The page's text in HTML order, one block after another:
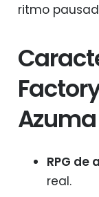
ritmo
RPG
real.